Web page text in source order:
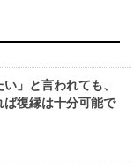
い」と言われても、
ば復縁は十分可能で